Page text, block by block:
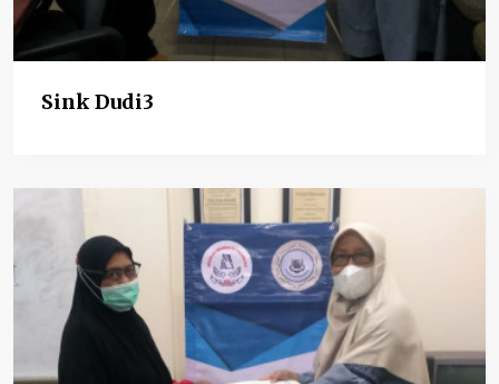
Sink Dudi3